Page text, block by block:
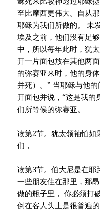
至比摩西更伟大。自从
耶稣为我们所做的。 未
埃及之前，他们没有足
中，所以每年此时，犹
开一片面包放在其他两
的弥赛亚来时，他的身
并死）。” 当耶稣与他
开面包并说，“这是我的
们所等候的弥赛亚。
读第2节。犹太领袖怕
们，
读第3节。伯大尼是在耶
一些朋友住在那里，那
做的瓶子里， 你必须打
倒在客人头上是很普遍